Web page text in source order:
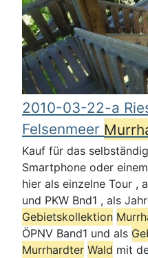
2010-03-22-a
Felsenmeer
Kauf für das
Smartphone oder
hier als einzelne Tour ,
und PKW Bnd1 , als
Gebietskollektion
ÖPNV Band1 und als
Murrhardter Wald mit